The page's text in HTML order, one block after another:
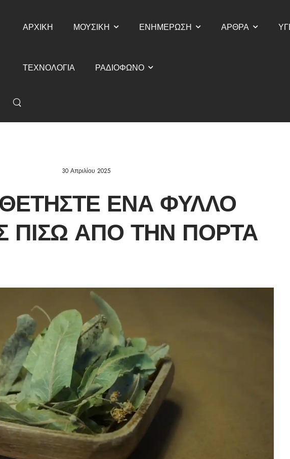
ΑΡΧΙΚΗ ΜΟΥΣΙΚΗ ΕΝΗΜΕΡΩΣΗ ΑΡΘΡΑ
ΤΕΧΝΟΛΟΓΙΑ ΡΑΔΙΟΦΩΝΟ
30 Απριλίου 2025
ΈΝΑ ΦΎΛΛΟ
ΠΊΣΩ ΑΠΌ ΤΗΝ ΠΌΡΤΑ